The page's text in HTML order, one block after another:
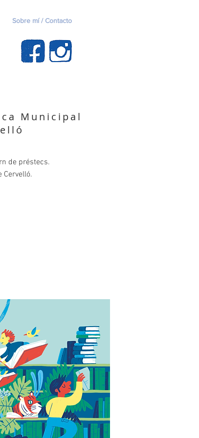
Sobre mí / Contacto
Municipal
de préstecs.
Cervelló.